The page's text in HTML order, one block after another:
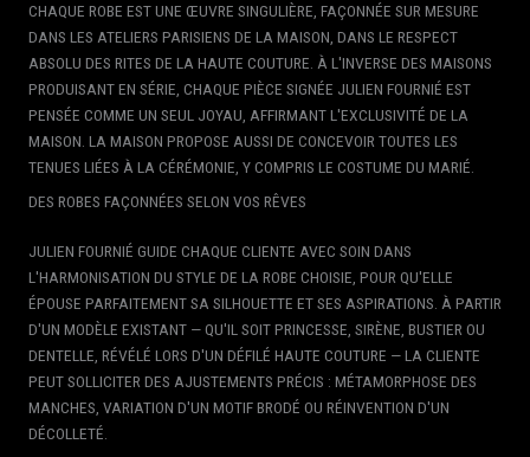
CHAQUE ROBE EST UNE ŒUVRE SINGULIÈRE, FAÇONNÉE SUR MESURE
DANS LES ATELIERS PARISIENS DE LA MAISON, DANS LE RESPECT
ABSOLU DES RITES DE LA HAUTE COUTURE. À L'INVERSE DES MAISONS
PRODUISANT EN SÉRIE, CHAQUE PIÈCE SIGNÉE JULIEN FOURNIÉ EST
PENSÉE COMME UN SEUL JOYAU, AFFIRMANT L'EXCLUSIVITÉ DE LA
MAISON. LA MAISON PROPOSE AUSSI DE CONCEVOIR TOUTES LES
TENUES LIÉES À LA CÉRÉMONIE, Y COMPRIS LE COSTUME DU MARIÉ.
DES ROBES FAÇONNÉES SELON VOS RÊVES
JULIEN FOURNIÉ GUIDE CHAQUE CLIENTE AVEC SOIN DANS
L'HARMONISATION DU STYLE DE LA ROBE CHOISIE, POUR QU'ELLE
ÉPOUSE PARFAITEMENT SA SILHOUETTE ET SES ASPIRATIONS. À PARTIR
D'UN MODÈLE EXISTANT — QU'IL SOIT PRINCESSE, SIRÈNE, BUSTIER OU
DENTELLE, RÉVÉLÉ LORS D'UN DÉFILÉ HAUTE COUTURE — LA CLIENTE
PEUT SOLLICITER DES AJUSTEMENTS PRÉCIS : MÉTAMORPHOSE DES
MANCHES, VARIATION D'UN MOTIF BRODÉ OU RÉINVENTION D'UN
DÉCOLLETÉ.